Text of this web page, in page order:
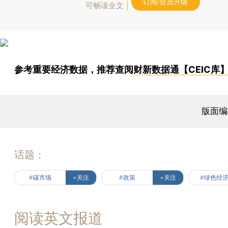
可畅读全文
订阅/会员升级
参考重要经济数据，推荐查阅财新数据通【CEIC库】
版面
话题：
#碳市场 +关注 #政策 +关注 #绿色经济
阅读英文报道